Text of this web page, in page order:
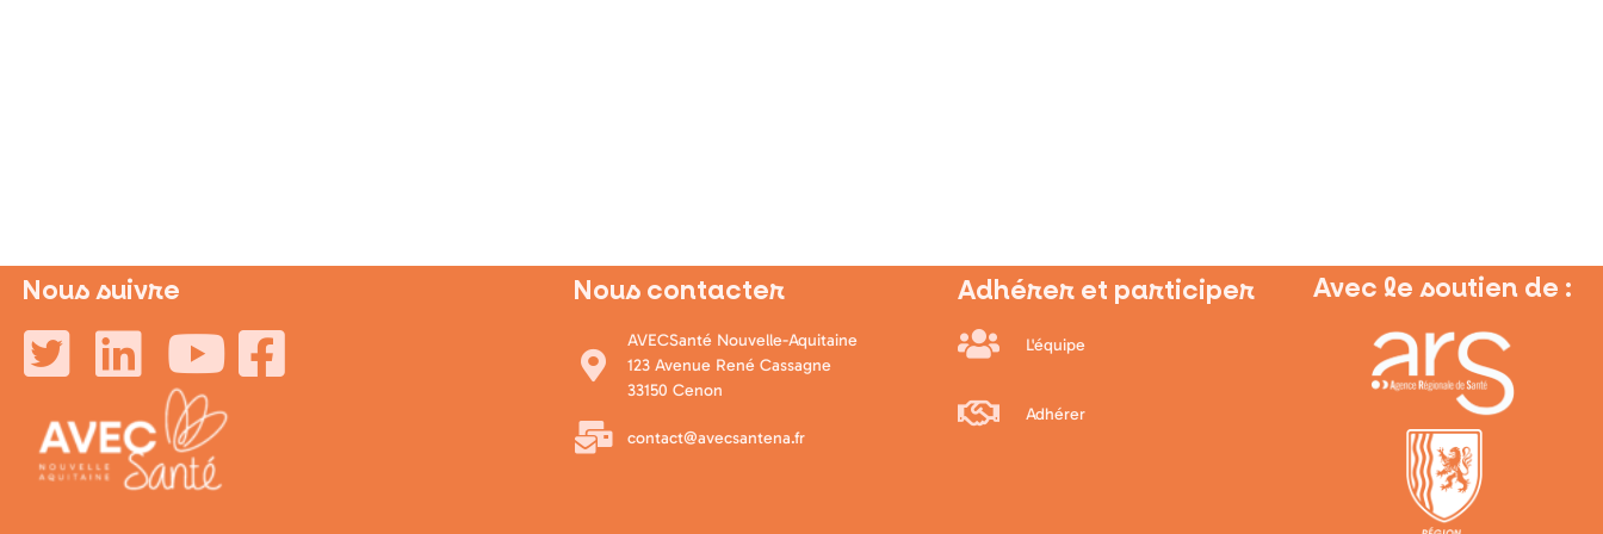
Nous suivre Nous contacter
AVECSanté Nouvelle-Aquitaine
123 Avenue René Cassagne
33150 Cenon
contact@avecsantena.fr
Adhérer et participer
L'équipe
Adhérer
Avec le soutien de :